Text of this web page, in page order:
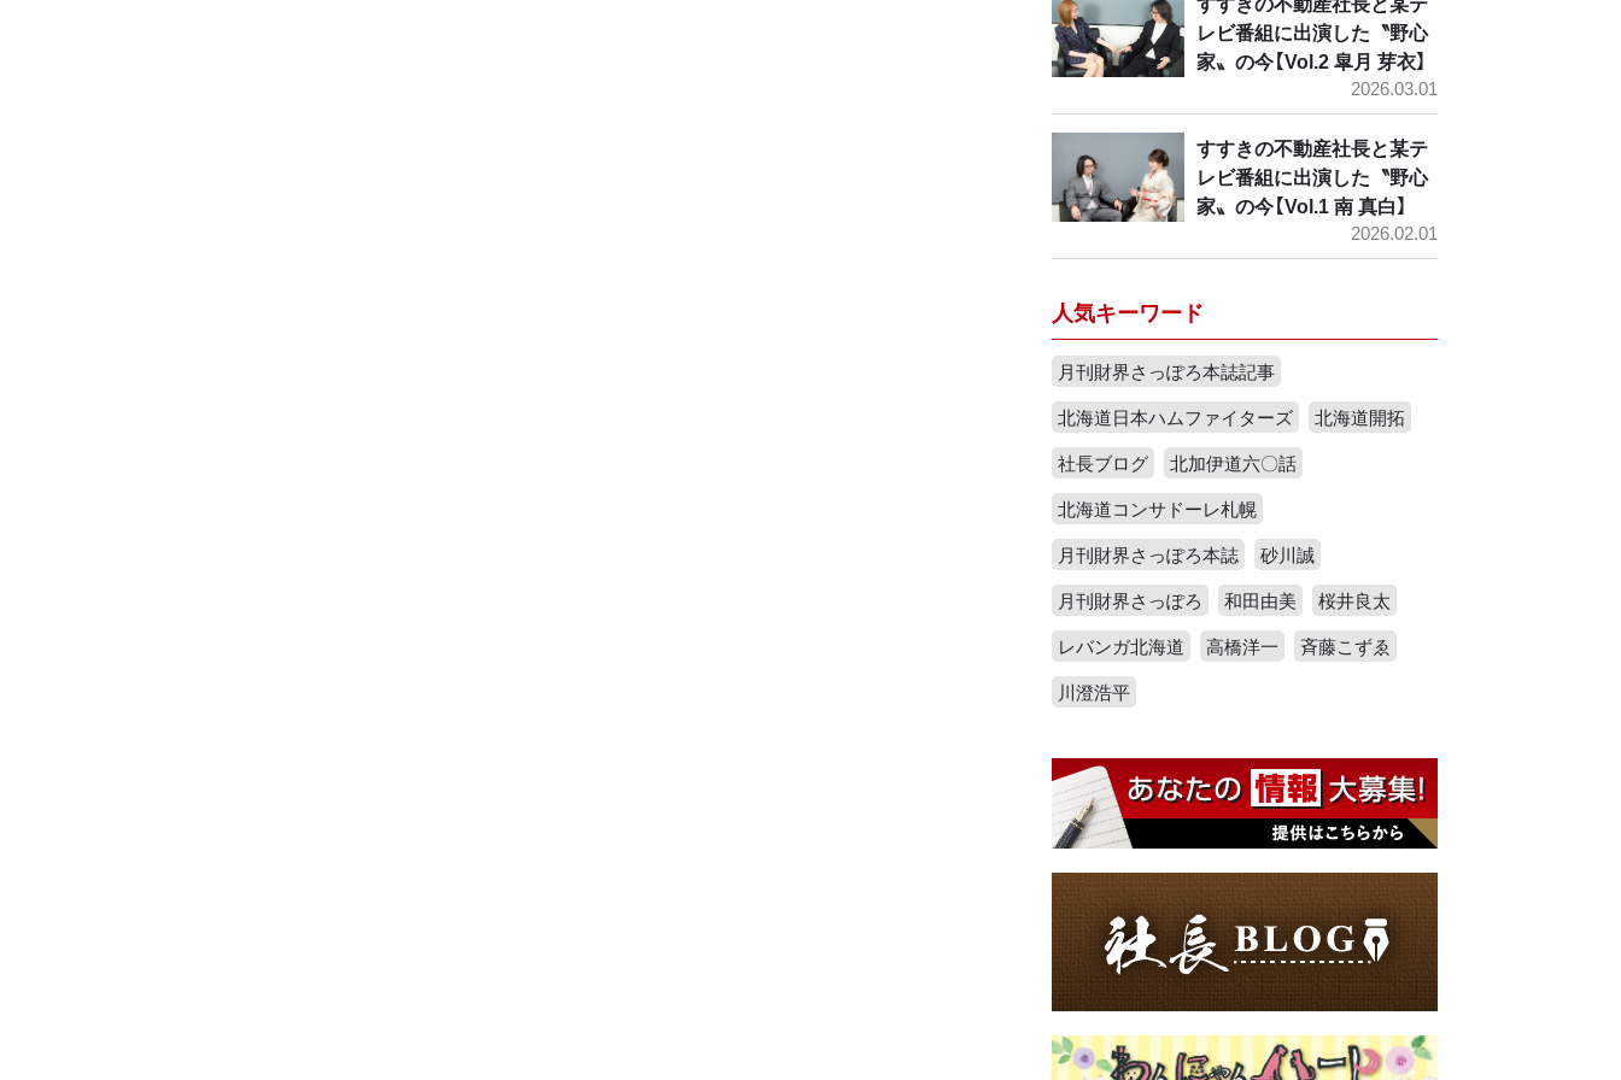
レビ番組に出演した〝野心
家〟の今【Vol.2 皐月 芽衣】
2026.03.01
すすきの不動産社長と某テ
レビ番組に出演した〝野心
家〟の今【Vol.1 南 真白】
2026.02.01
人気キーワード
月刊財界さっぽろ本誌記事
北海道日本ハムファイターズ
北海道開拓
社長ブログ
北加伊道六〇話
北海道コンサドーレ札幌
月刊財界さっぽろ本誌
砂川誠
月刊財界さっぽろ
和田由美
桜井良太
レバンガ北海道
高橋洋一
斉藤こずゑ
川澄浩平